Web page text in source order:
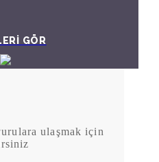
GÖR
ulaşmak için